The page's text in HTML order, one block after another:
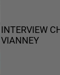
INTERVIEW
VIANNEY